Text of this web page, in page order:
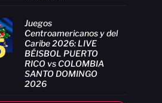
Juegos
Centroamericanos y del
Caribe 2026: LIVE
BÉISBOL PUERTO
RICO vs COLOMBIA
SANTO DOMINGO
2026